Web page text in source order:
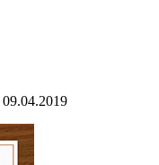
09.04.2019